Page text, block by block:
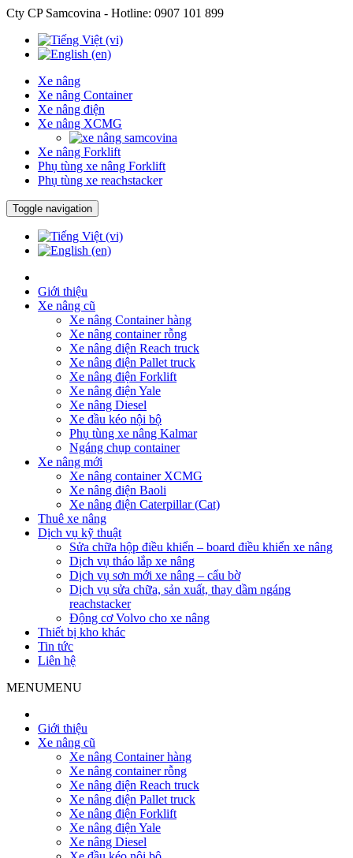
Cty CP Samcovina - Hotline: 0907 101 899
Xe nâng
Xe nâng Container
Xe nâng điện
Xe nâng XCMG
Xe nâng Forklift
Phụ tùng xe nâng Forklift
Phụ tùng xe reachstacker
Toggle navigation
Giới thiệu
Xe nâng cũ
Xe nâng Container hàng
Xe nâng container rỗng
Xe nâng điện Reach truck
Xe nâng điện Pallet truck
Xe nâng điện Forklift
Xe nâng điện Yale
Xe nâng Diesel
Xe đầu kéo nội bộ
Phụ tùng xe nâng Kalmar
Ngáng chụp container
Xe nâng mới
Xe nâng container XCMG
Xe nâng điện Baoli
Xe nâng điện Caterpillar (Cat)
Thuê xe nâng
Dịch vụ kỹ thuật
Sửa chữa hộp điều khiển – board điều khiển xe nâng
Dịch vụ tháo lắp xe nâng
Dịch vụ sơn mới xe nâng – cẩu bờ
Dịch vụ sửa chữa, sản xuất, thay dầm ngáng
reachstacker
Động cơ Volvo cho xe nâng
Thiết bị kho khác
Tin tức
Liên hệ
MENUMENU
Giới thiệu
Xe nâng cũ
Xe nâng Container hàng
Xe nâng container rỗng
Xe nâng điện Reach truck
Xe nâng điện Pallet truck
Xe nâng điện Forklift
Xe nâng điện Yale
Xe nâng Diesel